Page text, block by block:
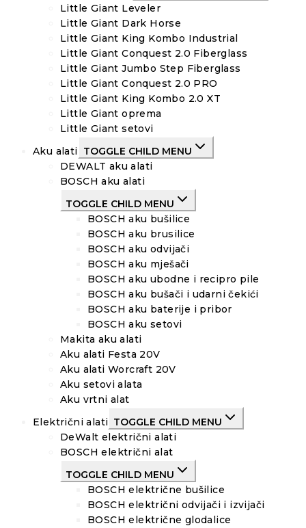
Little Giant Leveler
Little Giant Dark Horse
Little Giant King Kombo Industrial
Little Giant Conquest 2.0 Fiberglass
Little Giant Jumbo Step Fiberglass
Little Giant Conquest 2.0 PRO
Little Giant King Kombo 2.0 XT
Little Giant oprema
Little Giant setovi
Aku alati TOGGLE CHILD MENU
DEWALT aku alati
BOSCH aku alati
TOGGLE CHILD MENU
BOSCH aku bušilice
BOSCH aku brusilice
BOSCH aku odvijači
BOSCH aku mješači
BOSCH aku ubodne i recipro pile
BOSCH aku bušači i udarni čekići
BOSCH aku baterije i pribor
BOSCH aku setovi
Makita aku alati
Aku alati Festa 20V
Aku alati Worcraft 20V
Aku setovi alata
Aku vrtni alat
Električni alati TOGGLE CHILD MENU
DeWalt električni alati
BOSCH električni alat
TOGGLE CHILD MENU
BOSCH električne bušilice
BOSCH električni odvijači i izvijači
BOSCH električne glodalice